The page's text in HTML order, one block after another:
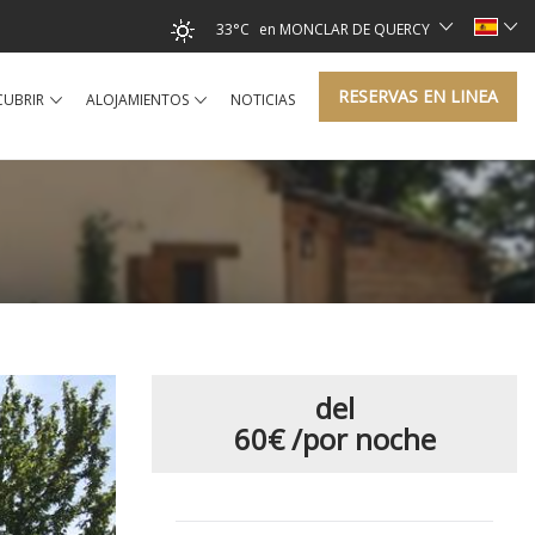
33°C en MONCLAR DE QUERCY
ALOJAMIENTOS NOTICIAS RESERVAS EN LINEA
del
60€/por noche